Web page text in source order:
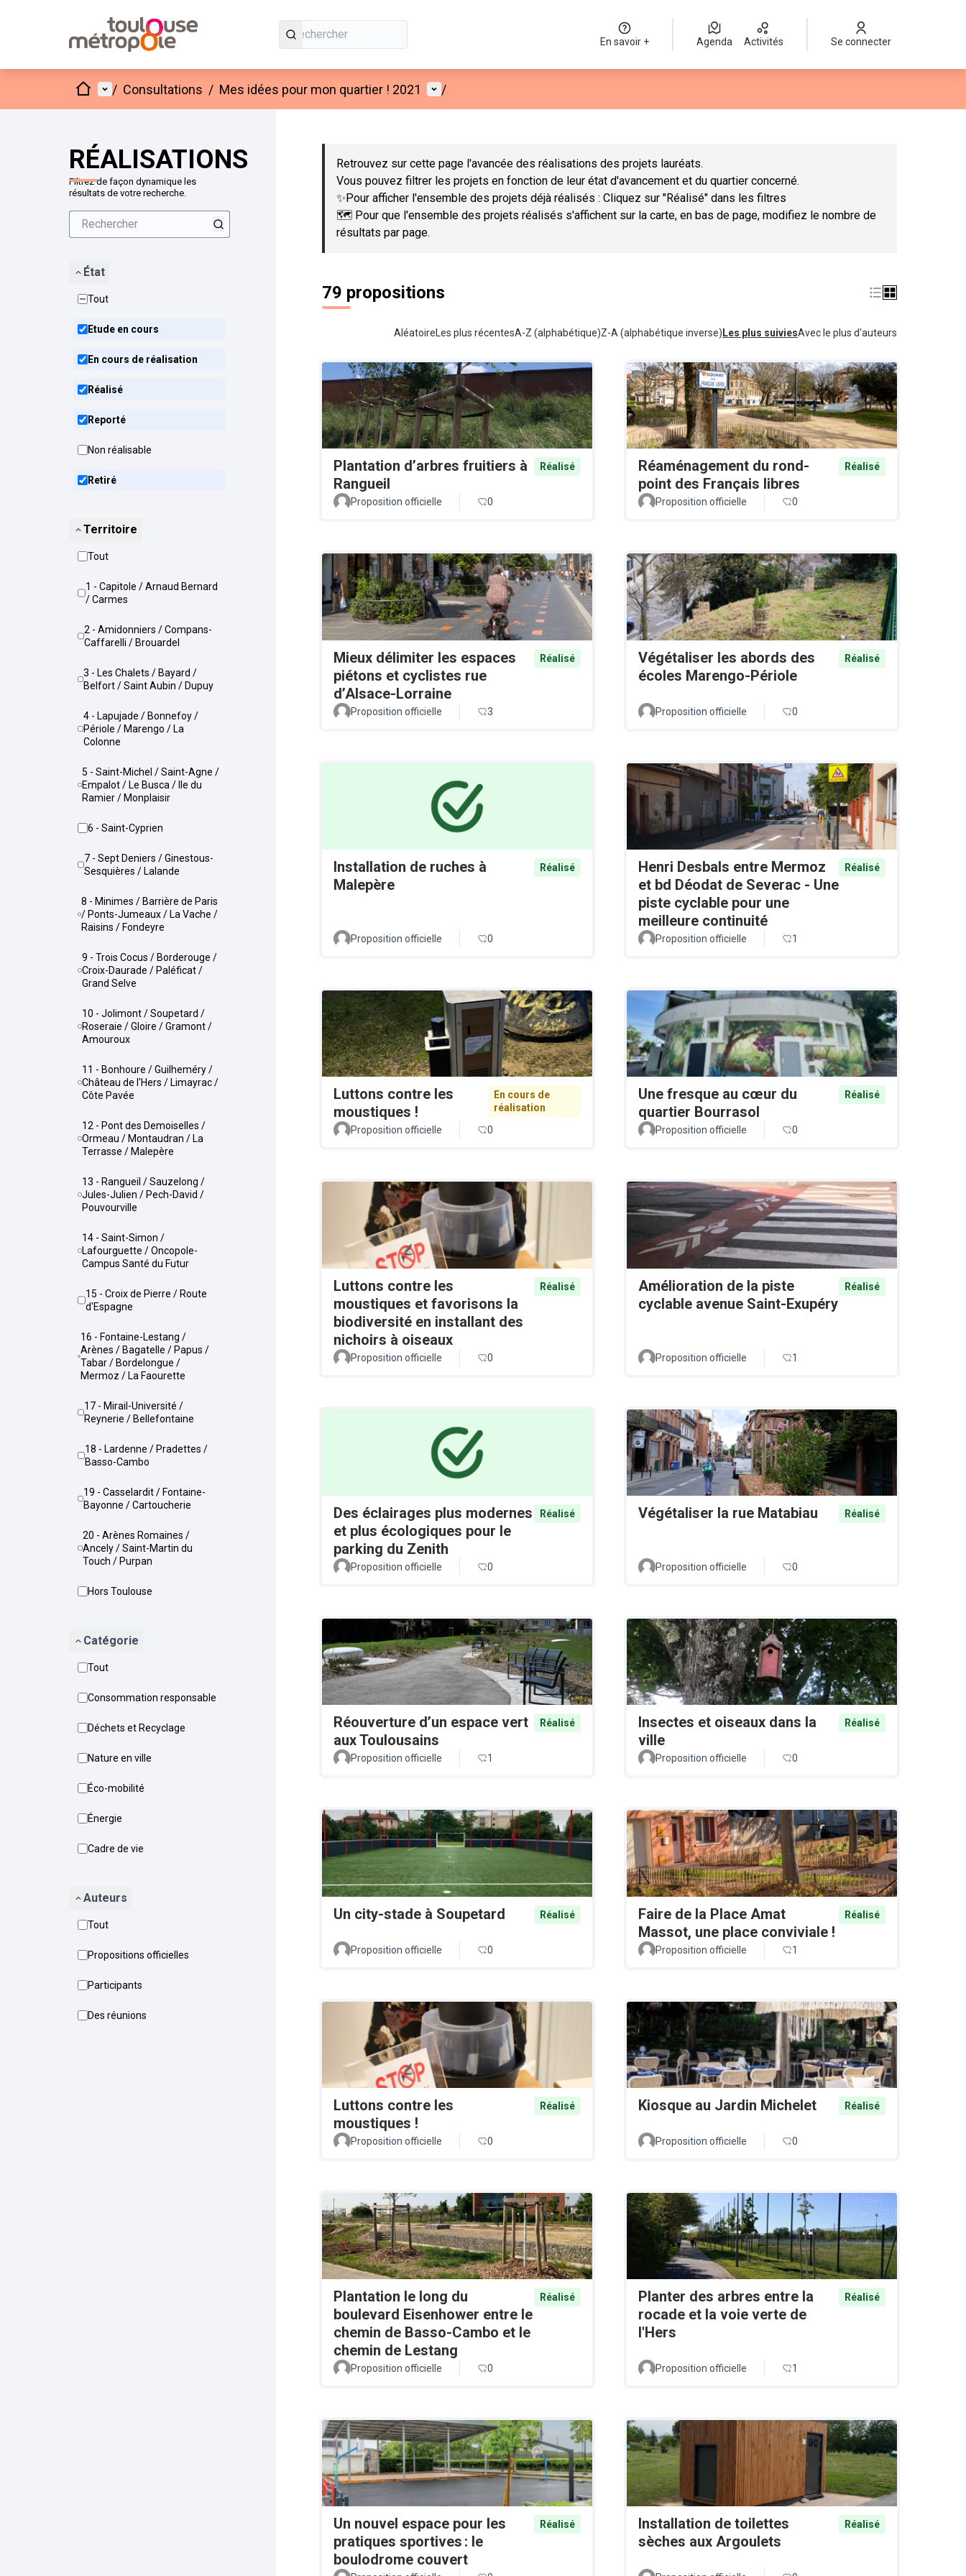
En savoir + Agenda Activités Se connecter
AccueilMenu principal
/ Consultations / Mes idées pour mon quartier ! 2021 Menu utilisateur
/
RÉALISATIONS
Filtrez de façon dynamique les
résultats de votre recherche.
État
Tout
Etude en cours
En cours de réalisation
Réalisé
Reporté
Non réalisable
Retiré
Territoire
Tout
1 - Capitole / Arnaud Bernard
/ Carmes
2 - Amidonniers / Compans-
Caffarelli / Brouardel
3 - Les Chalets / Bayard /
Belfort / Saint Aubin / Dupuy
4 - Lapujade / Bonnefoy /
Périole / Marengo / La
Colonne
5 - Saint-Michel / Saint-Agne /
Empalot / Le Busca / Ile du
Ramier / Monplaisir
6 - Saint-Cyprien
7 - Sept Deniers / Ginestous-
Sesquières / Lalande
8 - Minimes / Barrière de Paris
/ Ponts-Jumeaux / La Vache /
Raisins / Fondeyre
9 - Trois Cocus / Borderouge /
Croix-Daurade / Paléficat /
Grand Selve
10 - Jolimont / Soupetard /
Roseraie / Gloire / Gramont /
Amouroux
11 - Bonhoure / Guilheméry /
Château de l'Hers / Limayrac /
Côte Pavée
12 - Pont des Demoiselles /
Ormeau / Montaudran / La
Terrasse / Malepère
13 - Rangueil / Sauzelong /
Jules-Julien / Pech-David /
Pouvourville
14 - Saint-Simon /
Lafourguette / Oncopole-
Campus Santé du Futur
15 - Croix de Pierre / Route
d'Espagne
16 - Fontaine-Lestang /
Arènes / Bagatelle / Papus /
Tabar / Bordelongue /
Mermoz / La Faourette
17 - Mirail-Université /
Reynerie / Bellefontaine
18 - Lardenne / Pradettes /
Basso-Cambo
19 - Casselardit / Fontaine-
Bayonne / Cartoucherie
20 - Arènes Romaines /
Ancely / Saint-Martin du
Touch / Purpan
Hors Toulouse
Catégorie
Tout
Consommation responsable
Déchets et Recyclage
Nature en ville
Éco-mobilité
Énergie
Cadre de vie
Auteurs
Tout
Propositions officielles
Participants
Des réunions
Passer la carte
Retrouvez sur cette page l'avancée des réalisations des projets lauréats.
Vous pouvez filtrer les projets en fonction de leur état d'avancement et du quartier concerné.
✨Pour afficher l'ensemble des projets déjà réalisés : Cliquez sur "Réalisé" dans les filtres
🗺️ Pour que l'ensemble des projets réalisés s'affichent sur la carte, en bas de page, modifiez le nombre de
résultats par page.
79 propositions
Aléatoire Les plus récentesA-Z (alphabétique)Z-A (alphabétique inverse) Les plus suiviesAvec le plus d'auteurs
Plantation d’arbres fruitiers à
Rangueil
Réalisé
Proposition officielle 0
Réaménagement du rond-
point des Français libres
Réalisé
Proposition officielle 0
Mieux délimiter les espaces
piétons et cyclistes rue
d’Alsace-Lorraine
Réalisé
Proposition officielle 3
Végétaliser les abords des
écoles Marengo-Périole
Réalisé
Proposition officielle 0
Installation de ruches à
Malepère
Réalisé
Proposition officielle 0
Henri Desbals entre Mermoz
et bd Déodat de Severac - Une
piste cyclable pour une
meilleure continuité
Réalisé
Proposition officielle 1
Luttons contre les
moustiques !
En cours de
réalisation
Proposition officielle
0
Une fresque au cœur du
quartier Bourrasol
Réalisé
Proposition officielle 0
Luttons contre les
moustiques et favorisons la
biodiversité en installant des
nichoirs à oiseaux
Réalisé
Proposition officielle 0
Amélioration de la piste
cyclable avenue Saint-Exupéry
Réalisé
Proposition officielle 1
Des éclairages plus modernes
et plus écologiques pour le
parking du Zenith
Réalisé
Proposition officielle 0
Végétaliser la rue Matabiau Réalisé
Proposition officielle 0
Réouverture d’un espace vert
aux Toulousains
Réalisé
Proposition officielle 1
Insectes et oiseaux dans la
ville
Réalisé
Proposition officielle 0
Un city-stade à Soupetard Réalisé
Proposition officielle 0
Faire de la Place Amat
Massot, une place conviviale !
Réalisé
Proposition officielle 1
Luttons contre les
moustiques !
Réalisé
Proposition officielle 0
Kiosque au Jardin Michelet Réalisé
Proposition officielle 0
Plantation le long du
boulevard Eisenhower entre le
chemin de Basso-Cambo et le
chemin de Lestang
Réalisé
Proposition officielle 0
Planter des arbres entre la
rocade et la voie verte de
l'Hers
Réalisé
Proposition officielle 1
Un nouvel espace pour les
pratiques sportives : le
boulodrome couvert
Réalisé
Installation de toilettes
sèches aux Argoulets
Réalisé